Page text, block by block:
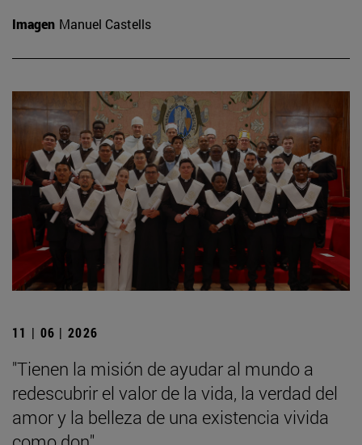
Imagen Manuel Castells
11 | 06 | 2026
"Tienen la misión de ayudar al mundo a
redescubrir el valor de la vida, la verdad del
amor y la belleza de una existencia vivida